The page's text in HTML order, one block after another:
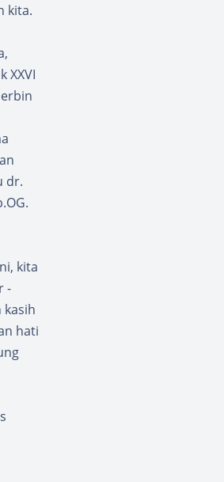
kita.
XXVI
dr.
kita
-
kasih
hati